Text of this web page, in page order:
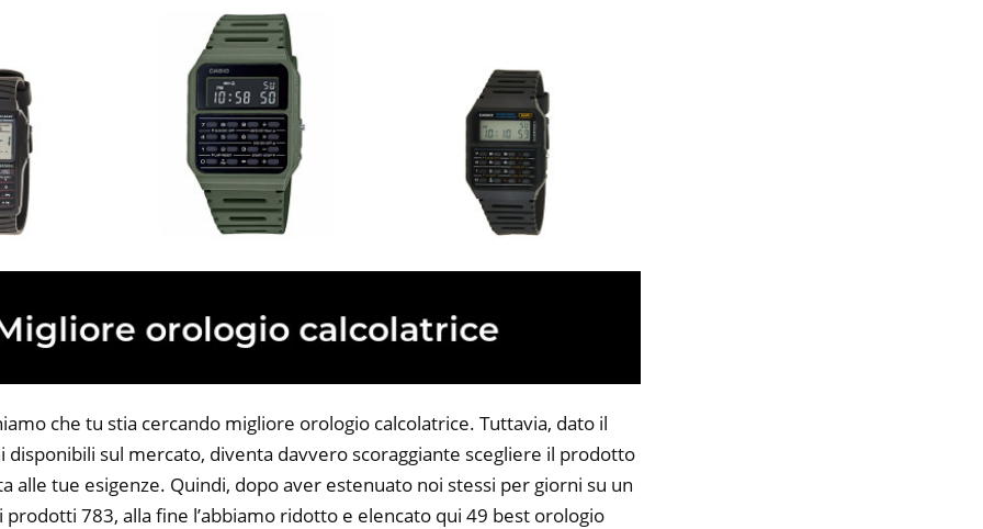
che tu stia cercando migliore orologio calcolatrice. Tuttavia, dato il
disponibili sul mercato, diventa davvero scoraggiante scegliere il prodotto
alle tue esigenze. Quindi, dopo aver estenuato noi stessi per giorni su un
783, alla fine l’abbiamo ridotto e elencato qui 49 best orologio